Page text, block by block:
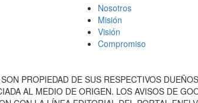
Nosotros
Misión
Visión
Compromiso
PROPIEDAD DE SUS RESPECTIVOS
AL MEDIO DE ORIGEN. LOS AVISOS DE